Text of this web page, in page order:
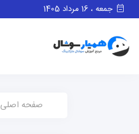
جمعه ، 16 مرداد 1405
صفحه اصلی